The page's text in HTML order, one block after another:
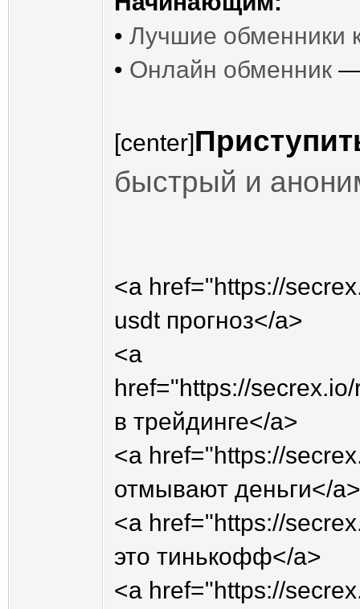
• Лучшие обменники
• Онлайн обменник —
[center]
быстрый и
<a href="https://
usdt прогноз</a>
<a
href="https://
в трейдинге</a>
<a href="https://
отмывают деньги</a>
<a href="https://
это тинькофф</a>
<a href="https://